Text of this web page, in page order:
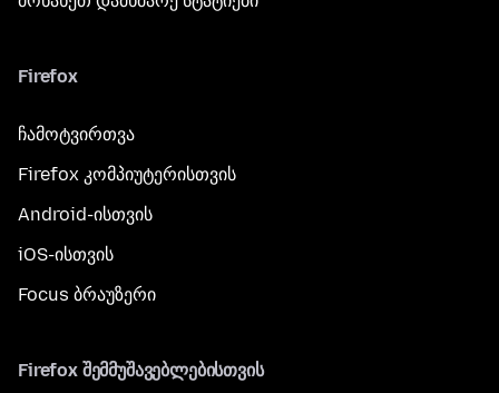
Firefox
ჩამოტვირთვა
Firefox კომპიუტერისთვის
Android-ისთვის
iOS-ისთვის
Focus ბრაუზერი
Firefox შემმუშავებლებისთვის